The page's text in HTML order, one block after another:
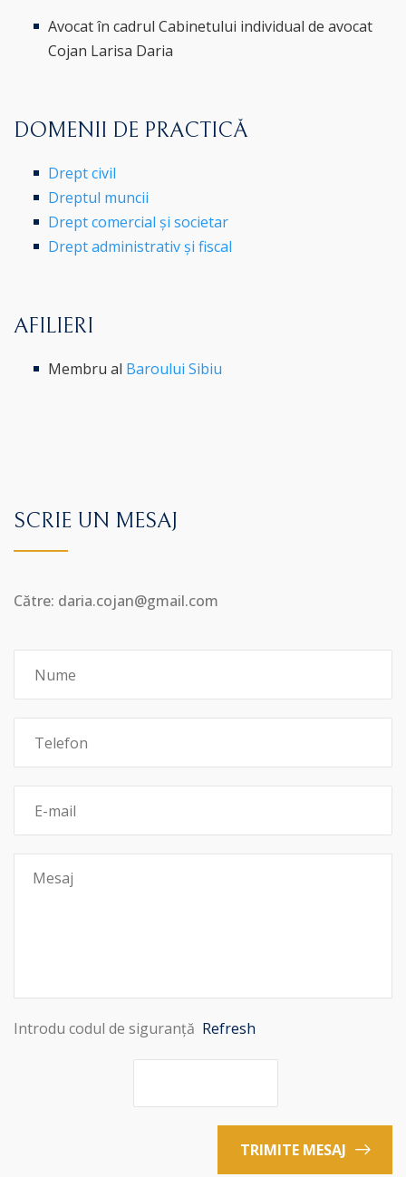
Avocat în cadrul Cabinetului individual de avocat
Cojan Larisa Daria
DOMENII DE PRACTICĂ
Drept civil
Dreptul muncii
Drept comercial și societar
Drept administrativ și fiscal
AFILIERI
Membru al Baroului Sibiu
SCRIE UN MESAJ
Către: daria.cojan@gmail.com
Introdu codul de siguranță Refresh
TRIMITE MESAJ